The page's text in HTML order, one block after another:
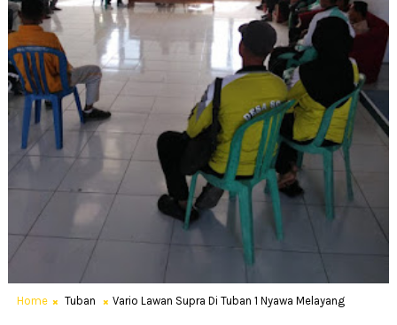
Home Tuban Vario Lawan Supra Di Tuban 1 Nyawa Melayang